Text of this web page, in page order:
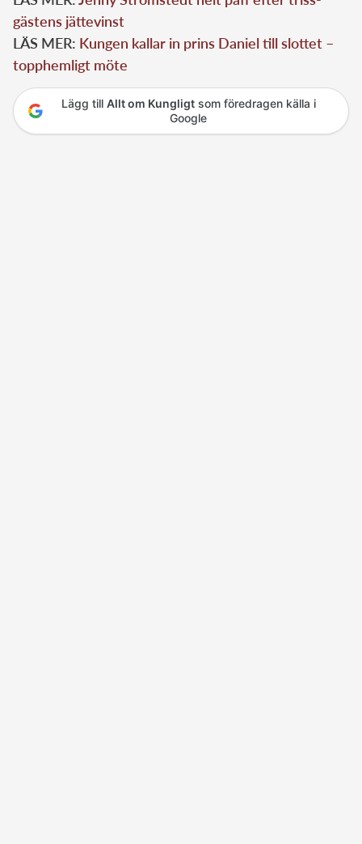
gästens jättevinst
LÄS MER: Kungen kallar in prins Daniel till slottet –
topphemligt möte
Lägg till Allt om Kungligtsom föredragen källa i
Google